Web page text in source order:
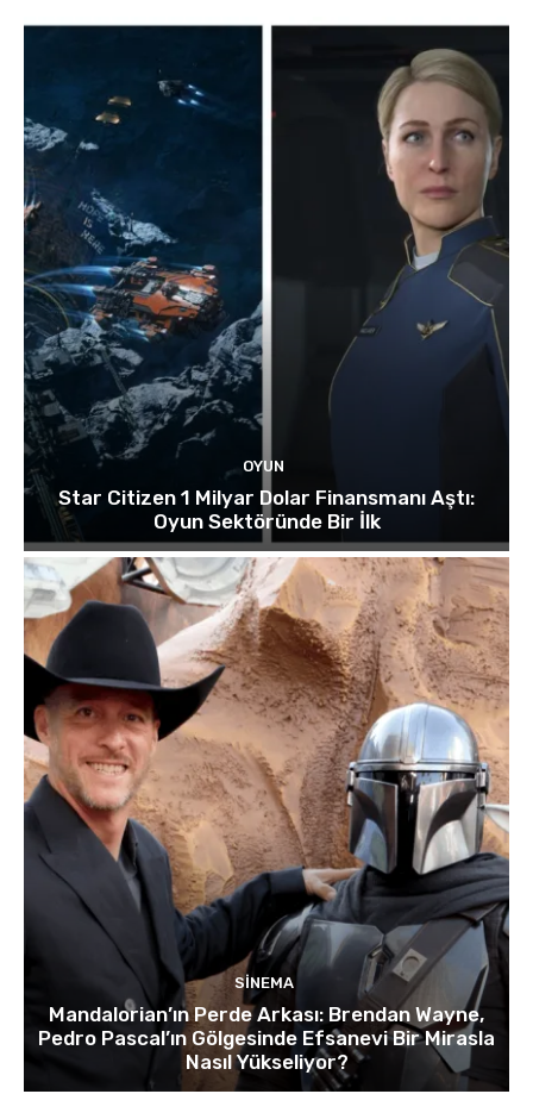
OYUN
Star Citizen 1 Milyar Dolar Finansmanı Aştı:
Oyun Sektöründe Bir İlk
SINEMA
Mandalorian’ın Perde Arkası: Brendan Wayne,
Pedro Pascal’ın Gölgesinde Efsanevi Bir Mirasla
Nasıl Yükseliyor?